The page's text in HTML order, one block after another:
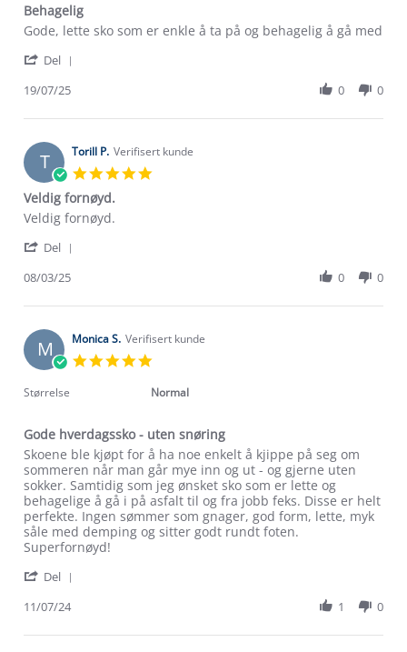
Behagelig
Review
Petra
on
Jul
review
Behagelig
Gode, lette sko som er enkle å ta på og behagelig å gå med
Del
Petra
on
19
Jul
2025
19/07/25 0 0
T Torill P. Verifisert kunde
Veldig fornøyd.
Review
Torill
on
Mar
review
Veldig
Veldig fornøyd.
Del
Torill
on
8
Mar
08/03/25 0 0
M Monica S. Verifisert kunde
rating
Størrelse Normal
Gode hverdagssko - uten snøring
Review
by
Monica
S.
on
11
Jul
review
stating
Gode
hverdagssko
-
uten
snøring
Skoene ble kjøpt for å ha noe enkelt å kjippe på seg om
sommeren når man går mye inn og ut - og gjerne uten
sokker. Samtidig som jeg ønsket sko som er lette og
behagelige å gå i på asfalt til og fra jobb feks. Disse er helt
perfekte. Ingen sømmer som gnager, god form, lette, myk
såle med demping og sitter godt rundt foten.
Superfornøyd!
Del
Monica
11/07/24 1 0
Om Stormberg